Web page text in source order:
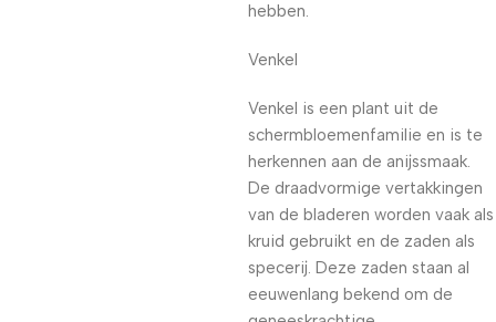
hebben.
Venkel
Venkel is een plant uit de
schermbloemenfamilie en is te
herkennen aan de anijssmaak.
De draadvormige vertakkingen
van de bladeren worden vaak als
kruid gebruikt en de zaden als
specerij. Deze zaden staan al
eeuwenlang bekend om de